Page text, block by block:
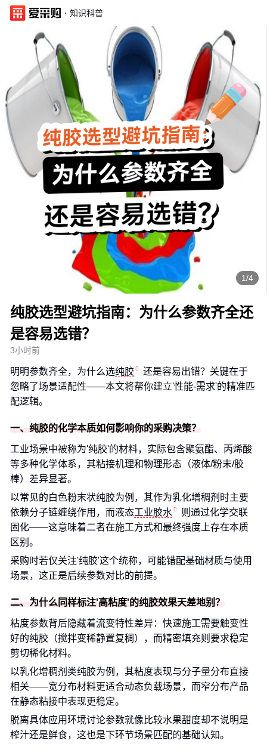
· 知识科普
1/4
纯胶选型避坑指南：为什么参数齐全还
是容易选错？
3小时前
明明参数齐全，为什么选纯胶
还是容易出错？关键在于
忽略了场景适配性——本文将帮你建立'性能-需求'的精准匹
配逻辑。
一、纯胶的化学本质如何影响你的采购决策？
工业场景中被称为'纯胶'的材料，实际包含聚氨酯、丙烯酸
等多种化学体系，其粘接机理和物理形态（液体/粉末/胶
棒）差异显著。
以常见的白色粉末状纯胶为例，其作为乳化增稠剂时主要
依赖分子链缠绕作用，而液态工业胶水
则通过化学交联
固化——这意味着二者在施工方式和最终强度上存在本质
区别。
采购时若仅关注'纯胶'这个统称，可能错配基础材质与使用
场景，这正是后续参数对比的前提。
二、为什么同样标注'高粘度'的纯胶效果天差地别？
粘度参数背后隐藏着流变特性差异：快速施工需要触变性
好的纯胶（搅拌变稀静置复稠），而精密填充则要求稳定
剪切稀化材料。
以乳化增稠剂类纯胶为例，其粘度表现与分子量分布直接
相关——宽分布材料更适合动态负载场景，而窄分布产品
在静态粘接中表现更稳定。
脱离具体应用环境讨论参数就像比较水果甜度却不说明是
榨汁还是鲜食，这也是下环节场景匹配的基础认知。